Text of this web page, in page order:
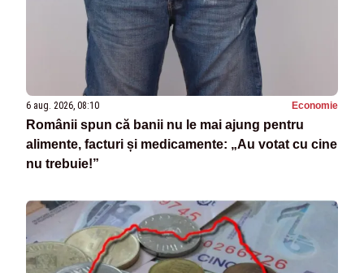
6 aug. 2026, 08:10 Economie
Românii spun că banii nu le mai ajung pentru
alimente, facturi și medicamente: „Au votat cu cine
nu trebuie!”